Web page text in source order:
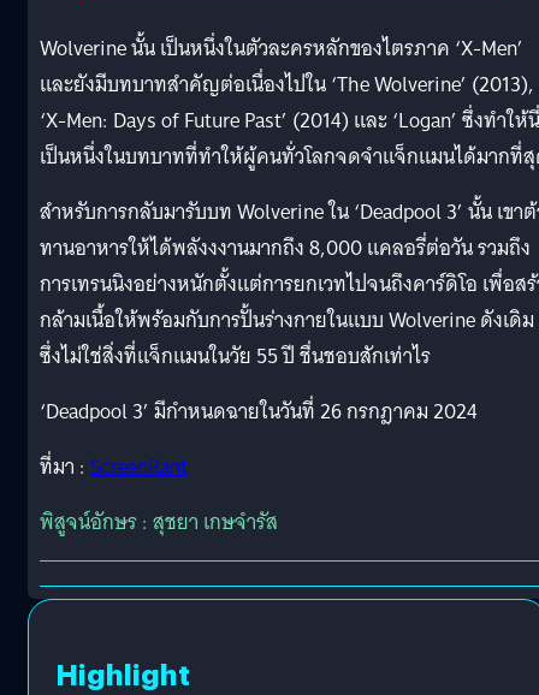
Wolverine นั้น เป็นหนึ่งในตัวละครหลักของไตรภาค ‘X-Men’
และยังมีบทบาทสำคัญต่อเนื่องไปใน ‘The Wolverine’ (2013),
‘X-Men: Days of Future Past’ (2014) และ ‘Logan’ ซึ่งทำให้นี่
เป็นหนึ่งในบทบาทที่ทำให้ผู้คนทั่วโลกจดจำแจ็กแมนได้มากที่
สำหรับการกลับมารับบท Wolverine ใน ‘Deadpool 3’ นั้น เขา
ทานอาหารให้ได้พลังงงานมากถึง 8,000 แคลอรี่ต่อวัน รวมถึง
การเทรนนิงอย่างหนักตั้งแต่การยกเวทไปจนถึงคาร์ดิโอ เพื่อส
กล้ามเนื้อให้พร้อมกับการปั้นร่างกายในแบบ Wolverine ดังเดิม
ซึ่งไม่ใช่สิ่งที่แจ็กแมนในวัย 55 ปี ชื่นชอบสักเท่าไร
‘Deadpool 3’ มีกำหนดฉายในวันที่ 26 กรกฎาคม 2024
ที่มา : ScreenRant
พิสูจน์อักษร : สุชยา เกษจำรัส
Highlight